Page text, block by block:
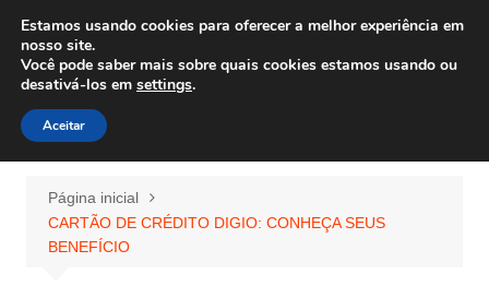
para
conteúdo
Wiley Wales
corais algas e vida marinha
Página inicial
CARTÃO DE CRÉDITO DIGIO: CONHEÇA SEUS
BENEFÍCIO
Estamos usando cookies para oferecer a melhor experiência em
nosso site.
Você pode saber mais sobre quais cookies estamos usando ou
desativá-los em settings.
Aceitar